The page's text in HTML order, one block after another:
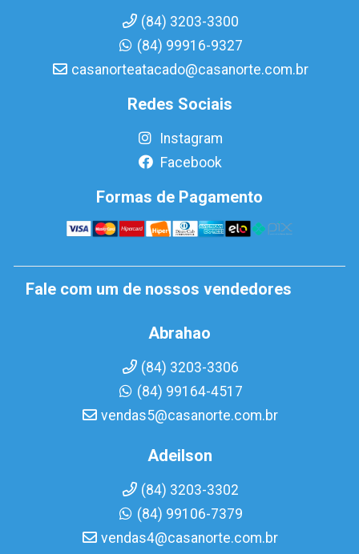
(84) 3203-3300
(84) 99916-9327
casanorteatacado@casanorte.com.br
Redes Sociais
Instagram
Facebook
Formas de Pagamento
Fale com um de nossos vendedores
Abrahao
(84) 3203-3306
(84) 99164-4517
vendas5@casanorte.com.br
Adeilson
(84) 3203-3302
(84) 99106-7379
vendas4@casanorte.com.br